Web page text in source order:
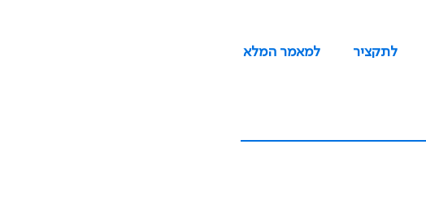
לתקציר
למאמר המלא